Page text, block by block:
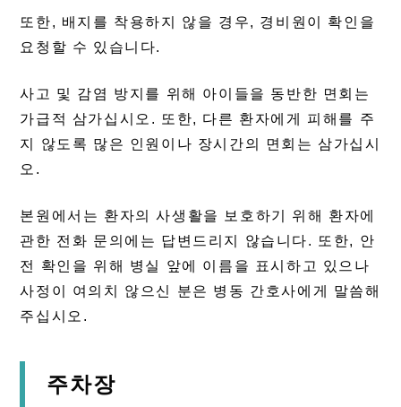
또한, 배지를 착용하지 않을 경우, 경비원이 확인을
요청할 수 있습니다.
사고 및 감염 방지를 위해 아이들을 동반한 면회는
가급적 삼가십시오. 또한, 다른 환자에게 피해를 주
지 않도록 많은 인원이나 장시간의 면회는 삼가십시
오.
본원에서는 환자의 사생활을 보호하기 위해 환자에
관한 전화 문의에는 답변드리지 않습니다. 또한, 안
전 확인을 위해 병실 앞에 이름을 표시하고 있으나
사정이 여의치 않으신 분은 병동 간호사에게 말씀해
주십시오.
주차장